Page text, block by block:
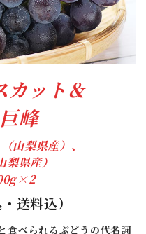
カット＆
峰
山梨県産）、
県産）
送料込）
食べられるぶどうの代名詞